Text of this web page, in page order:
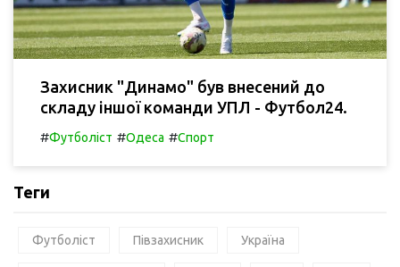
Захисник "Динамо" був внесений до
складу іншої команди УПЛ - Футбол24.
#Футболіст #Одеса #Спорт
Теги
Футболіст Півзахисник Україна